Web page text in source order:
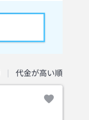
代金が高い順